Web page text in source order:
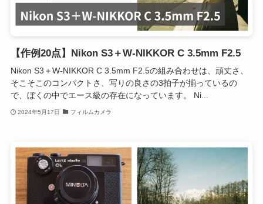
【作例20点】Nikon S3＋W-NIKKOR C 3.5mm F2.5
Nikon S3＋W-NIKKOR C 3.5mm F2.5の組み合わせは、頑丈さ、
そこそこのコンパクトさ、写りの良さの3拍子が揃っているの
で、ぼくの中でエース級の存在になっています。 Ni...
2024年5月17日 フィルムカメラ